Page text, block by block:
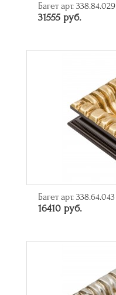
Багет арт. 338.84.029
31555 руб.
Багет арт. 338.64.043
16410 руб.